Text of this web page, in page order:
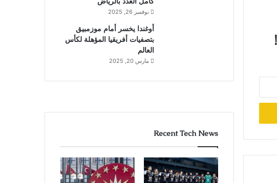
نوفمبر 26, 2025
أوغندا يخسر أمام موزمبيق
بتصفيات أفريقيا المؤهلة لكأس
العالم
مارس 20, 2025
Recent Tech News